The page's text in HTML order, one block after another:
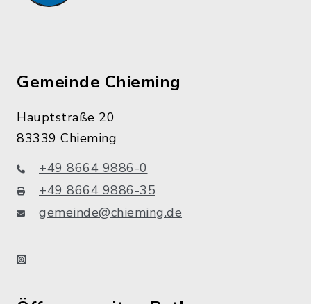
Gemeinde Chieming
Hauptstraße 20
83339 Chieming
+49 8664 9886-0
+49 8664 9886-35
gemeinde@chieming.de
instagram